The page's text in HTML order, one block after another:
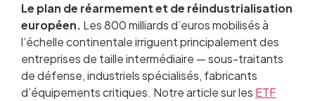
Le plan de réarmement et de réindustrialisation
européen. Les 800 milliards d’euros mobilisés à
l’échelle continentale irriguent principalement des
entreprises de taille intermédiaire — sous-traitants
de défense, industriels spécialisés, fabricants
d’équipements critiques. Notre article sur les ETF